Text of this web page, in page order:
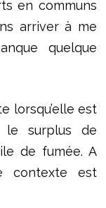
en communs
arriver à me
quelque
lorsqu’elle est
le surplus de
de fumée. A
contexte est